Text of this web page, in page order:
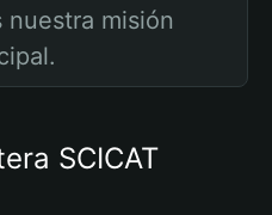
nuestra misión
SCICAT